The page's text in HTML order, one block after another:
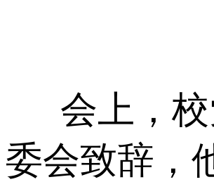
会上，
委会致辞，